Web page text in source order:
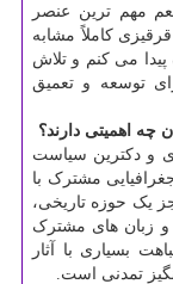
مهم ترین عنصر
کاملاً مشابه
می کنم و تلاش
توسعه و تعمیق
اهمیتی دارند؟
و دکترین سیاست
مشترک با
یک حوزه تاریخی،
و زبان های مشترک
بسیاری با آثار
تمدنی است.